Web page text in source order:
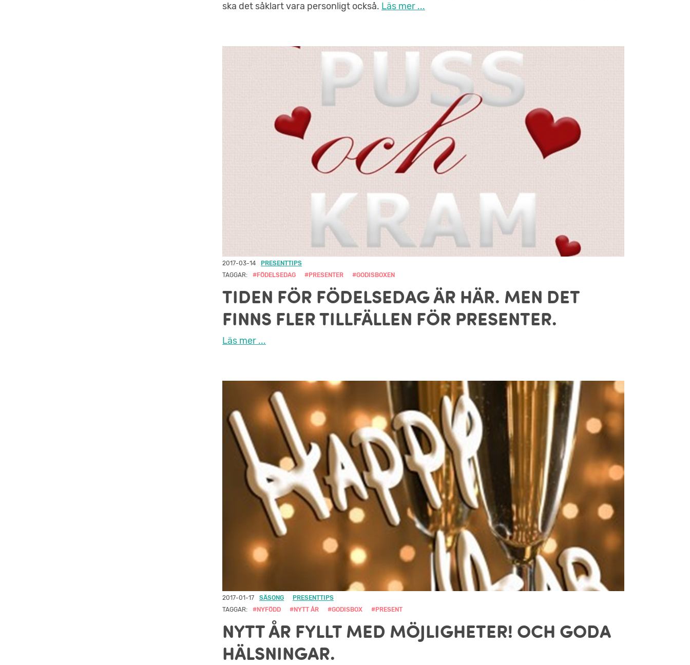
ska det såklart vara personligt också. Läs mer ...
2017-03-14
PRESENTTIPS
TAGGAR:
#FÖDELSEDAG #PRESENTER #GODISBOXEN
TIDEN FÖR FÖDELSEDAG ÄR HÄR. MEN DET
FINNS FLER TILLFÄLLEN FÖR PRESENTER.
Läs mer ...
2017-01-17 SÄSONG
PRESENTTIPS
TAGGAR:
#NYFÖDD #NYTT ÅR #GODISBOX #PRESENT
NYTT ÅR FYLLT MED MÖJLIGHETER! OCH GODA
HÄLSNINGAR.